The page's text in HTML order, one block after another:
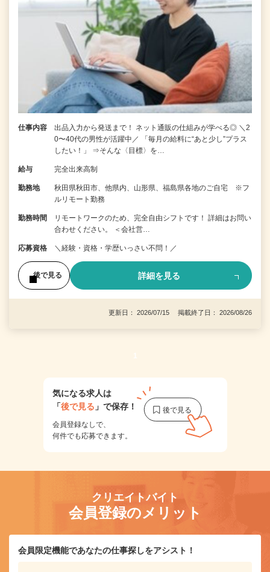
仕事内容
出品入力から発送まで！ ネット通販の仕組みが学べる◎ ＼2
0〜40代の男性が活躍中／ 「毎月の給料に“あと少し”プラス
したい！」 ⇒そんな〈目標〉を…
給与 完全出来高制
勤務地
秋田県秋田市、他県内、山形県、福島県各地のご自宅 ※フ
ルリモート勤務
勤務時間
リモートワークのため、完全自由シフトです！ 詳細はお問い
合わせください。 ＜会社営…
応募資格 ＼経験・資格・学歴いっさい不問！／
後で見る 詳細を見る
更新日： 2026/07/15 掲載終了日： 2026/08/26
1
気になる求人は
「後で見る 」で保存！
会員登録なしで、
何件でも応募できます。
クリエイトバイト
会員登録のメリット
会員限定機能であなたの仕事探しをアシスト！